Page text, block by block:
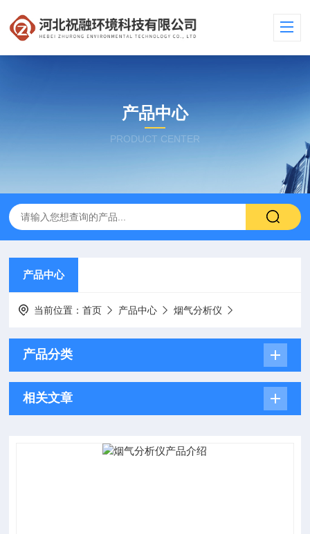
产品中心
PRODUCT CENTER
产品中心
当前位置：首页 产品中心 烟气分析仪
产品分类
相关文章